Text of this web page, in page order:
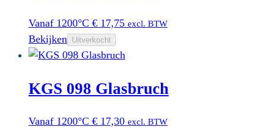
Vanaf 1200°C € 17,75 excl. BTW
Bekijken Uitverkocht
KGS 098 Glasbruch
Vanaf 1200°C € 17,30 excl. BTW